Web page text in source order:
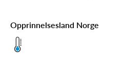
Opprinnelsesland Norge